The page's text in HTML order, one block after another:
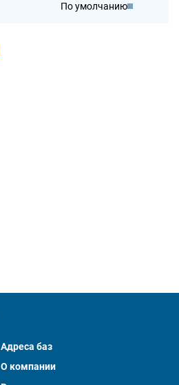
По умолчанию
Адреса баз
О компании